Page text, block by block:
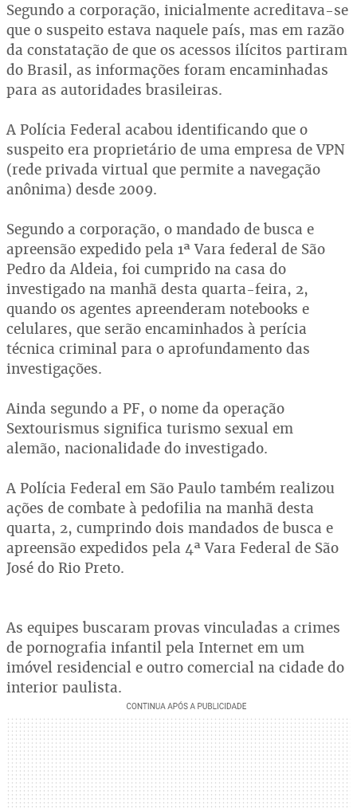
Segundo a corporação, inicialmente acreditava-se
que o suspeito estava naquele país, mas em razão
da constatação de que os acessos ilícitos partiram
do Brasil, as informações foram encaminhadas
para as autoridades brasileiras.
A Polícia Federal acabou identificando que o
suspeito era proprietário de uma empresa de VPN
(rede privada virtual que permite a navegação
anônima) desde 2009.
Segundo a corporação, o mandado de busca e
apreensão expedido pela 1ª Vara federal de São
Pedro da Aldeia, foi cumprido na casa do
investigado na manhã desta quarta-feira, 2,
quando os agentes apreenderam notebooks e
celulares, que serão encaminhados à perícia
técnica criminal para o aprofundamento das
investigações.
Ainda segundo a PF, o nome da operação
Sextourismus significa turismo sexual em
alemão, nacionalidade do investigado.
A Polícia Federal em São Paulo também realizou
ações de combate à pedofilia na manhã desta
quarta, 2, cumprindo dois mandados de busca e
apreensão expedidos pela 4ª Vara Federal de São
José do Rio Preto.
As equipes buscaram provas vinculadas a crimes
de pornografia infantil pela Internet em um
imóvel residencial e outro comercial na cidade do
interior paulista.